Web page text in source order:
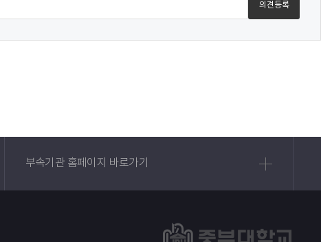
부속기관 홈페이지 바로가기